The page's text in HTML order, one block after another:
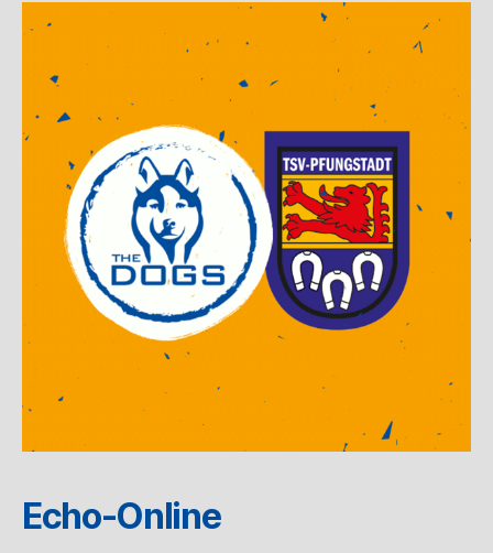
Echo-Online